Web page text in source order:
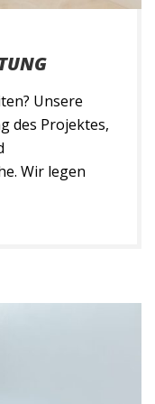
Unsere
des Projektes,
Wir legen
gerne
[…]